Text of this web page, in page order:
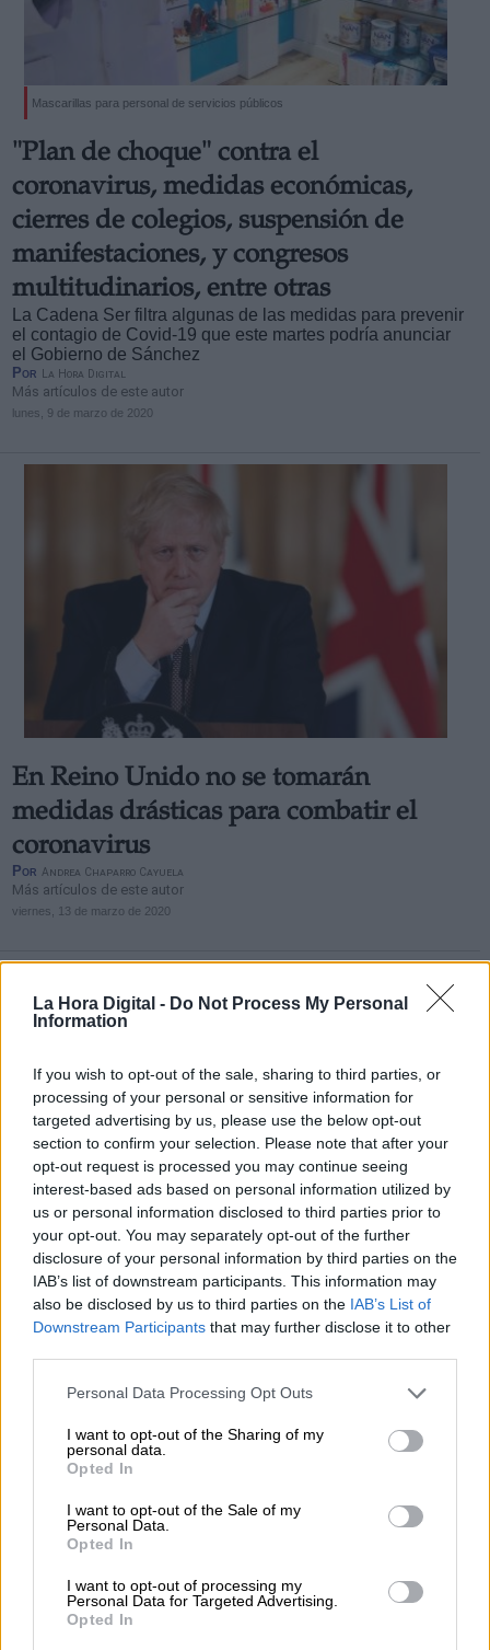
La Hora Digital - Do Not Process My Personal
Information
If you wish to opt-out of the sale, sharing to third parties, or
processing of your personal or sensitive information for
targeted advertising by us, please use the below opt-out
section to confirm your selection. Please note that after your
opt-out request is processed you may continue seeing
interest-based ads based on personal information utilized by
us or personal information disclosed to third parties prior to
your opt-out. You may separately opt-out of the further
disclosure of your personal information by third parties on the
IAB’s list of downstream participants. This information may
also be disclosed by us to third parties on the IAB’s List of
Downstream Participants that may further disclose it to other
Personal Data Processing Opt Outs
I want to opt-out of the Sharing of my
personal data.
Opted In
I want to opt-out of the Sale of my
Personal Data.
Opted In
I want to opt-out of processing my
Personal Data for Targeted Advertising.
Opted In
Mascarillas para personal de servicios públicos
"Plan de choque" contra el
coronavirus, medidas económicas,
cierres de colegios, suspensión de
manifestaciones, y congresos
multitudinarios, entre otras
La Cadena Ser filtra algunas de las medidas para prevenir
el contagio de Covid-19 que este martes podría anunciar
el Gobierno de Sánchez
Por La Hora Digital
Más artículos de este autor
lunes, 9 de marzo de 2020
En Reino Unido no se tomarán
medidas drásticas para combatir el
coronavirus
Por Andrea Chaparro Cayuela
Más artículos de este autor
viernes, 13 de marzo de 2020
Desde el 13 de marzo hasta el 19 de
mayo, España ha realizado 247
Más artículos de este autor
Derechos:
link
Información adicional
link